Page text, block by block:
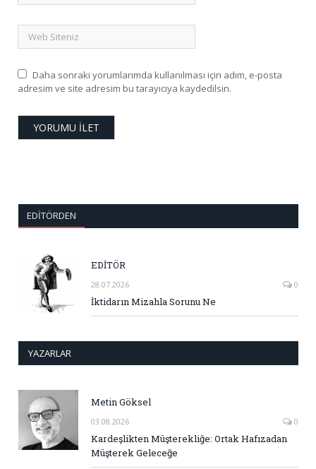
Daha sonraki yorumlarımda kullanılması için adım, e-posta
adresim ve site adresim bu tarayıcıya kaydedilsin.
EDITÖRDEN
EDİTÖR
28.07.2026 0
İktidarın Mizahla Sorunu Ne
YAZARLAR
Metin Göksel
03.08.2026 0
Kardeşlikten Müşterekliğe: Ortak Hafızadan
Müşterek Geleceğe